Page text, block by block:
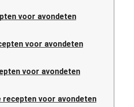
voor avondeten
voor avondeten
voor avondeten
recepten voor avondeten